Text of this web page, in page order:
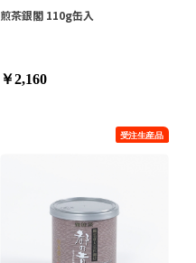
煎茶銀閣 110g缶入
￥2,160